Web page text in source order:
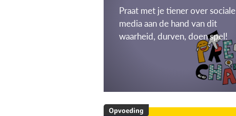
Praat met je tiener over sociale
media aan de hand van dit
waarheid, durven, doen spel!
Opvoeding